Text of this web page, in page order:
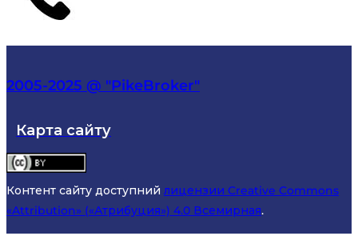
2005-2025 @ "PikeBroker"
Карта сайту
Контент сайту доступний лицензии Creative Commons
«Attribution» («Атрибуция») 4.0 Всемирная.